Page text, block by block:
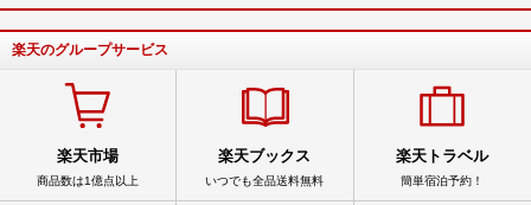
楽天のグループサービス
楽天市場
商品数は1億点以上
楽天ブックス
いつでも全品送料無料
楽天トラベル
簡単宿泊予約！